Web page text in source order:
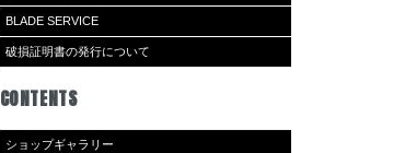
BLADE SERVICE
破損証明書の発行について
CONTENTS
ショップギャラリー